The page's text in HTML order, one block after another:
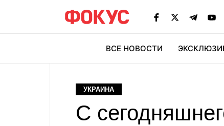
ВСЕ НОВОСТИ
УКРАИНА
С